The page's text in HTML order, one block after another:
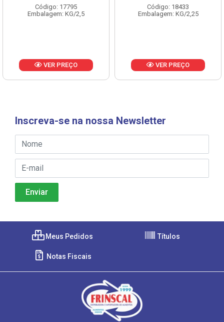
Código: 17795
Embalagem: KG/2,5
VER PREÇO
Código: 18433
Embalagem: KG/2,25
VER PREÇO
Inscreva-se na nossa Newsletter
Meus Pedidos Títulos
Notas Fiscais